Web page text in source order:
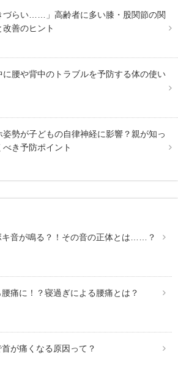
づらい……」高齢者に多い膝・股関節の関
改善のヒント
に腰や背中のトラブルを予防する体の使い
姿勢が子どもの自律神経に影響？親が知っ
べき予防ポイント
キ音が鳴る？！その音の正体とは……？
痛に！？寝過ぎによる腰痛とは？
が痛くなる原因って？